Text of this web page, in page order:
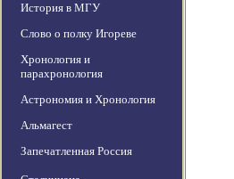
История в МГУ
Слово о полку Игореве
Хронология и
парахронология
Астрономия и Хронология
Альмагест
Запечатленная Россия